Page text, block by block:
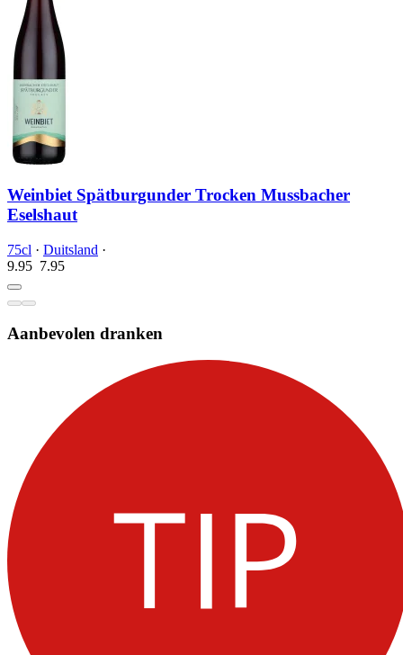
Weinbiet Spätburgunder Trocken Mussbacher
Eselshaut
75cl · Duitsland ·
9.95 7.95
Aanbevolen dranken